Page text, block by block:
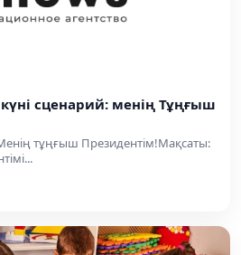
сценарий: менің Тұңғыш
тұңғыш Президентім!Мақсаты: